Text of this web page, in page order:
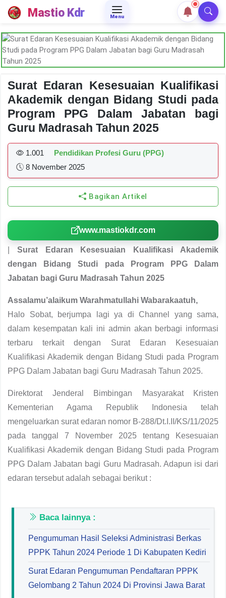
Mastio Kdr Menu
Surat Edaran Kesesuaian Kualifikasi
Akademik dengan Bidang Studi pada
Program PPG Dalam Jabatan bagi
Guru Madrasah Tahun 2025
1.001
Pendidikan Profesi Guru (PPG)
8 November 2025
Bagikan Artikel
www.mastiokdr.com
Surat Edaran Kesesuaian Kualifikasi Akademik
dengan Bidang Studi pada Program PPG Dalam
Jabatan bagi Guru Madrasah Tahun 2025
Assalamu’alaikum Warahmatullahi Wabarakaatuh,
Halo Sobat, berjumpa lagi ya di Channel yang sama,
dalam kesempatan kali ini admin akan berbagi informasi
terbaru terkait dengan Surat Edaran Kesesuaian
Kualifikasi Akademik dengan Bidang Studi pada Program
PPG Dalam Jabatan bagi Guru Madrasah Tahun 2025.
Direktorat Jenderal Bimbingan Masyarakat Kristen
Kementerian Agama Republik Indonesia telah
mengeluarkan surat edaran nomor B-288/Dt.I.II/KS/11/2025
pada tanggal 7 November 2025 tentang Kesesuaian
Kualifikasi Akademik dengan Bidang Studi pada Program
PPG Dalam Jabatan bagi Guru Madrasah. Adapun isi dari
edaran tersebut adalah sebagai berikut :
Baca lainnya :
Pengumuman Hasil Seleksi Administrasi Berkas
PPPK Tahun 2024 Periode 1 Di Kabupaten Kediri
Surat Edaran Pengumuman Pendaftaran PPPK
Gelombang 2 Tahun 2024 Di Provinsi Jawa Barat